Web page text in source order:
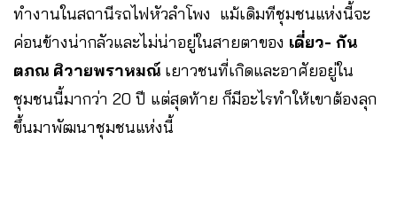
ทำงานในสถานีรถไฟหัวลำโพง แม้เดิมทีชุมชนแห่งนี้จะ
ค่อนข้างน่ากลัวและไม่น่าอยู่​ในสายตาของ เดี่ยว- กัน
ตภณ ศิวายพราหมณ์ เยาวชนที่เกิดและอาศัยอยู่ใน
ชุมชนนี้มากว่า 20 ปี แต่สุดท้าย ​ก็มีอะไรทำให้เขาต้องลุก
ขึ้นมาพัฒนาชุมชนแห่งนี้